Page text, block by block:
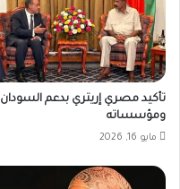
تأكيد مصري إريتري بدعم السودان
ومؤسساته
مايو 16, 2026